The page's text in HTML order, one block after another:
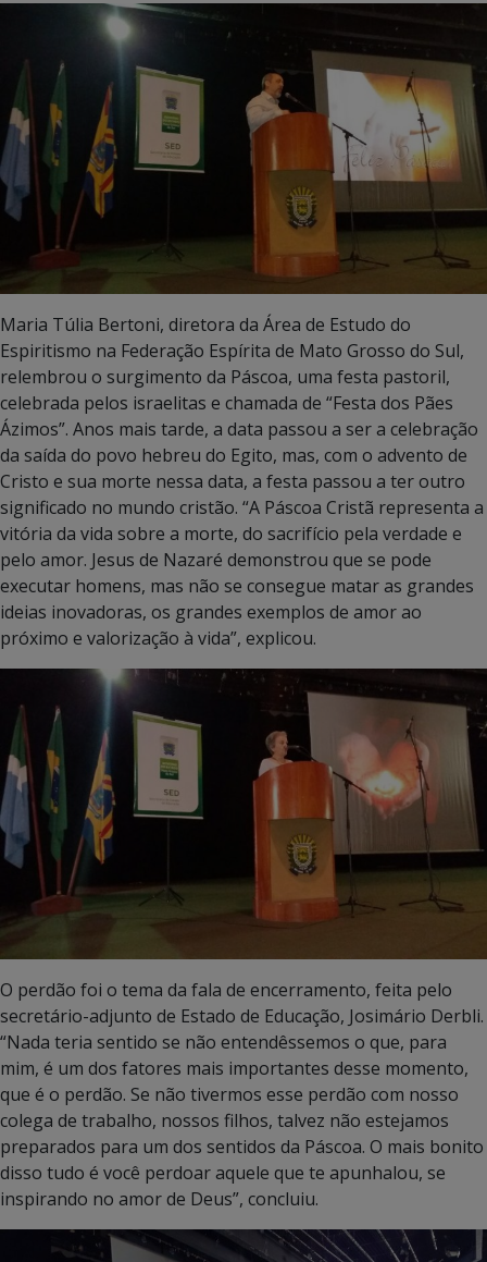
Maria Túlia Bertoni, diretora da Área de Estudo do
Espiritismo na Federação Espírita de Mato Grosso do Sul,
relembrou o surgimento da Páscoa, uma festa pastoril,
celebrada pelos israelitas e chamada de “Festa dos Pães
Ázimos”. Anos mais tarde, a data passou a ser a celebração
da saída do povo hebreu do Egito, mas, com o advento de
Cristo e sua morte nessa data, a festa passou a ter outro
significado no mundo cristão. “A Páscoa Cristã representa a
vitória da vida sobre a morte, do sacrifício pela verdade e
pelo amor. Jesus de Nazaré demonstrou que se pode
executar homens, mas não se consegue matar as grandes
ideias inovadoras, os grandes exemplos de amor ao
próximo e valorização à vida”, explicou.
O perdão foi o tema da fala de encerramento, feita pelo
secretário-adjunto de Estado de Educação, Josimário Derbli.
“Nada teria sentido se não entendêssemos o que, para
mim, é um dos fatores mais importantes desse momento,
que é o perdão. Se não tivermos esse perdão com nosso
colega de trabalho, nossos filhos, talvez não estejamos
preparados para um dos sentidos da Páscoa. O mais bonito
disso tudo é você perdoar aquele que te apunhalou, se
inspirando no amor de Deus”, concluiu.